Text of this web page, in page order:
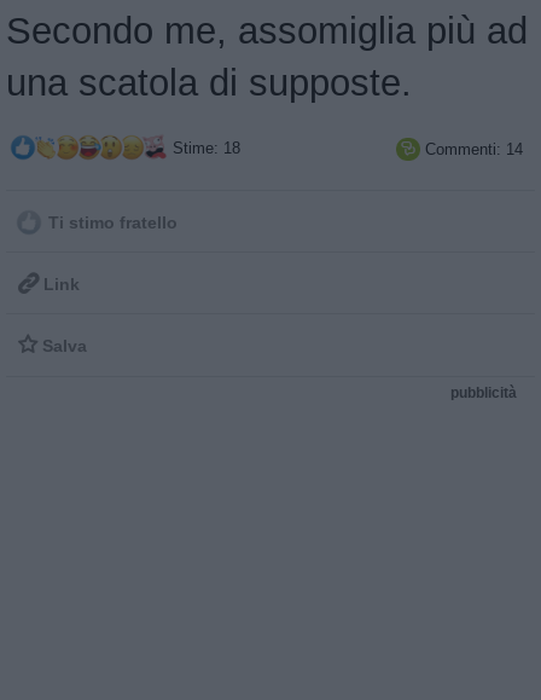
Secondo me, assomiglia più ad
una scatola di supposte.
Stime: 18  Commenti: 14
Ti stimo fratello
 Link
 Salva
pubblicità